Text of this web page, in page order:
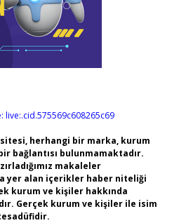
live:.cid.575569c608265c69
herhangi bir marka, kurum
bağlantısı bulunmamaktadır.
makaleler
yer alan içerikler haber niteliği
kurum ve kişiler hakkında
Gerçek kurum ve kişiler ile isim